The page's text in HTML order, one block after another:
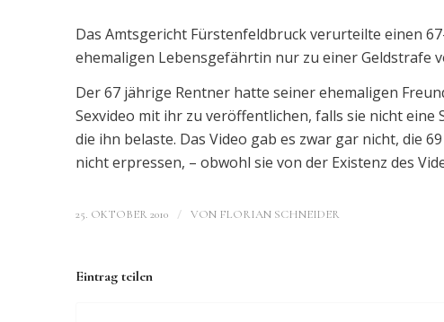
Das Amtsgericht Fürstenfeldbruck verurteilte einen
ehemaligen Lebensgefährtin nur zu einer Geldstrafe
Der 67 jährige Rentner hatte seiner ehemaligen
Sexvideo mit ihr zu veröffentlichen, falls sie nicht
die ihn belaste. Das Video gab es zwar gar nicht, die
nicht erpressen, – obwohl sie von der Existenz des
25. OKTOBER 2010 / VON FLORIAN SCHNEIDER
Eintrag teilen